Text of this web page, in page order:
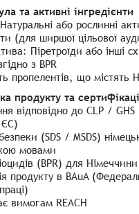
та активні інгредієнти
або рослинні
(для ширшої цільової
Піретроїди або інші
з BPR
пропелентів, що містять
продукту та
відповідно до CLP / GHS
(SDS / MSDS)
мовами
(BPR) для
продукту в BAuA
вимогам REACH